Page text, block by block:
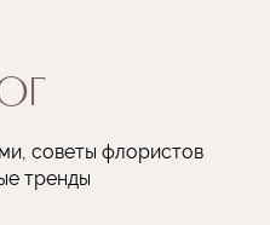
советы флористов
тренды